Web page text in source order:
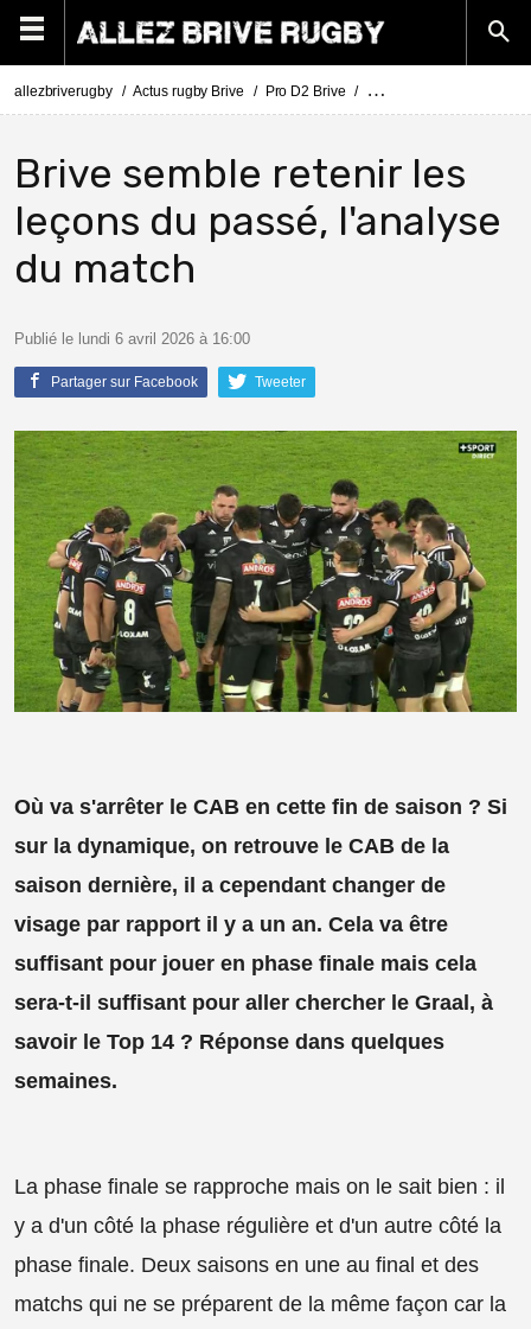
allezbriverugby Actus rugby Brive Pro D2 Brive Pro D2 Brive - Provence
Brive semble retenir les
leçons du passé, l'analyse
du match
Publié le lundi 6 avril 2026 à 16:00
Partager sur Facebook Tweeter
Où va s'arrêter le CAB en cette fin de saison ? Si
sur la dynamique, on retrouve le CAB de la
saison dernière, il a cependant changer de
visage par rapport il y a un an. Cela va être
suffisant pour jouer en phase finale mais cela
sera-t-il suffisant pour aller chercher le Graal, à
savoir le Top 14 ? Réponse dans quelques
semaines.
La phase finale se rapproche mais on le sait bien : il
y a d'un côté la phase régulière et d'un autre côté la
phase finale. Deux saisons en une au final et des
matchs qui ne se préparent de la même façon car la